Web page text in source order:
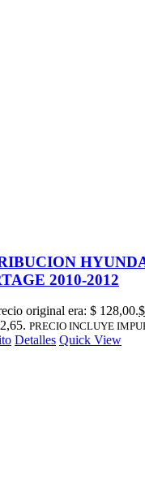
2010-2012
original era: $ 128,00.$
PRECIO INCLUYE
Detalles Quick View